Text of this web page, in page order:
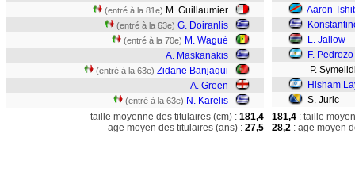
(entré à la 81e) M. Guillaumier
(entré à la 63e) G. Doiranlis
(entré à la 70e) M. Wagué
A. Maskanakis
(entré à la 63e) Zidane Banjaqui
A. Green
(entré à la 63e) N. Karelis
Aaron
L. Jallow
F. Pedrozo
P.
Hisham
S. Juric
taille moyenne des titulaires (cm) : 181,4
age moyen des titulaires (ans) : 27,5
181,4 : taille
28,2 : age moyen